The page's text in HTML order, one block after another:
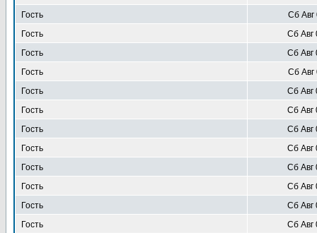
Гость
Сб Авг
Гость
Сб Авг
Гость
Сб Авг
Гость
Сб Авг
Гость
Сб Авг
Гость
Сб Авг
Гость
Сб Авг
Гость
Сб Авг
Гость
Сб Авг
Гость
Сб Авг
Гость
Сб Авг
Гость
Сб Авг